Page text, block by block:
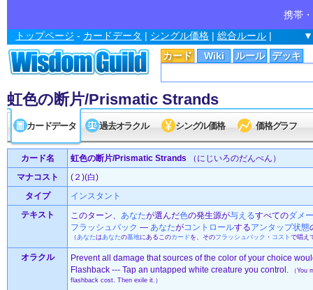
携帯
カード Wiki ルール デッキ
トップページ - カードデータ | シングル価格 | 総合ルール |
虹色の断片/Prismatic Strands
カードデータ 過去オラクル シングル価格 価格グラフ
カード名 虹色の断片/Prismatic Strands （にじいろのだんぺん）
マナコスト
(２)(白)
タイプ
インスタント
テキスト
このターン、 あなたが選んだ色の発生源が与えるすべてのダメ
フラッシュバック ― あなたがコントロールするアンタップ状態
（あなたはあなたの墓地にあるこのカード を、そのフラッシュバック ・ コスト で唱え
オラクル
Prevent all damage that sources of the color of your choice
Flashback --- Tap an untapped white creature you control.
（
flashback cost. Then exile it.）